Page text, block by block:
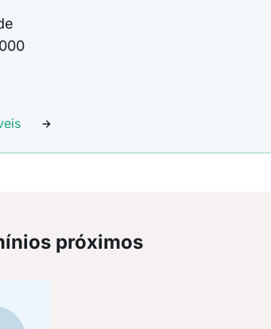
próximos